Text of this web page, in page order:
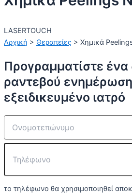
LASERTOUCH
Αρχική > Θεραπείες > Χημικά
Προγραμματίστε
ραντεβού
εξειδικευμένο ιατρό
το τηλέφωνο θα χρησιμοποιηθεί